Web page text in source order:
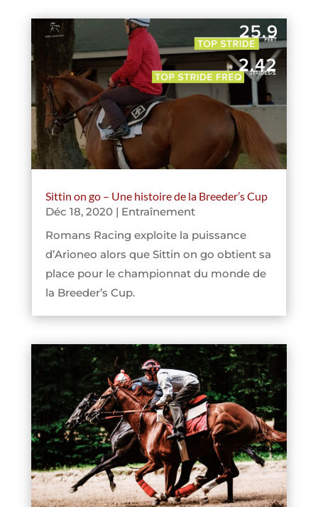
Sittin on go – Une histoire de la Breeder’s Cup
Déc 18, 2020| Entraînement
Romans Racing exploite la puissance
d’Arioneo alors que Sittin on go obtient sa
place pour le championnat du monde de
la Breeder’s Cup.